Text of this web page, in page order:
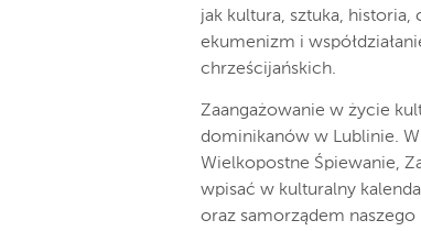
jak kultura, sztuka, historia,
ekumenizm i
chrześcijańskich.
Zaangażowanie w życie
dominikanów w Lublinie.
Wielkopostne Śpiewanie,
wpisać w kulturalny
oraz samorządem